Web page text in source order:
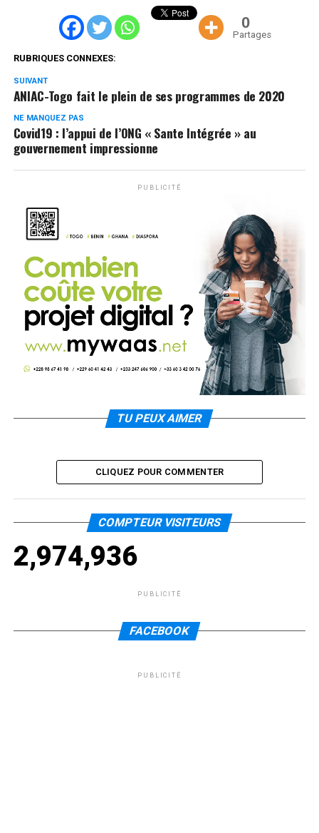
0
Partages
RUBRIQUES CONNEXES:
SUIVANT
ANIAC-Togo fait le plein de ses programmes de 2020
NE MANQUEZ PAS
Covid19 : l’appui de l’ONG « Sante Intégrée » au
gouvernement impressionne
PUBLICITÉ
TU PEUX AIMER
CLIQUEZ POUR COMMENTER
COMPTEUR VISITEURS
2,974,936
PUBLICITÉ
FACEBOOK
PUBLICITÉ